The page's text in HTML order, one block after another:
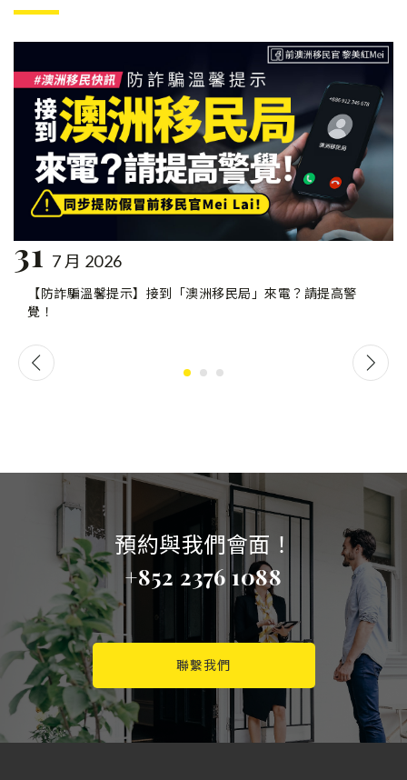
31 7 月 2026
【防詐騙溫馨提示】接到「澳洲移民局」來電？請提高警
覺！
預約與我們會面！
+852 2376 1088
聯繫我們